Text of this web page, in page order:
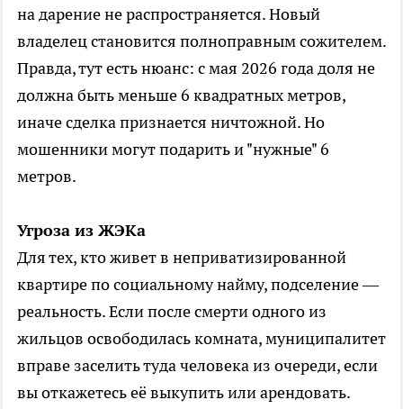
на дарение не распространяется. Новый
владелец становится полноправным сожителем.
Правда, тут есть нюанс: с мая 2026 года доля не
должна быть меньше 6 квадратных метров,
иначе сделка признается ничтожной. Но
мошенники могут подарить и "нужные" 6
метров.
Угроза из ЖЭКа
Для тех, кто живет в неприватизированной
квартире по социальному найму, подселение —
реальность. Если после смерти одного из
жильцов освободилась комната, муниципалитет
вправе заселить туда человека из очереди, если
вы откажетесь её выкупить или арендовать.